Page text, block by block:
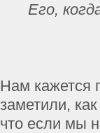
Его,
Нам кажется
заметили,
что если мы